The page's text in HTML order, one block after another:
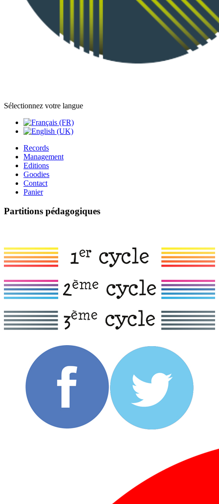
Sélectionnez votre langue
Records
Management
Editions
Goodies
Contact
Panier
Partitions pédagogiques